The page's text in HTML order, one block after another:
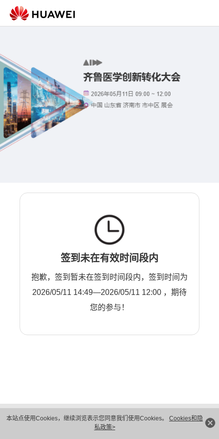
本站点使用Cookies，继续浏览表示您同意我们使用Cookies。 Cookies和隐
私政策>
签到未在有效时间段内
抱歉，签到暂未在签到时间段内，签到时间为
2026/05/11 14:49—2026/05/11 12:00 ，期待
您的参与！
隐私保护
法律声明